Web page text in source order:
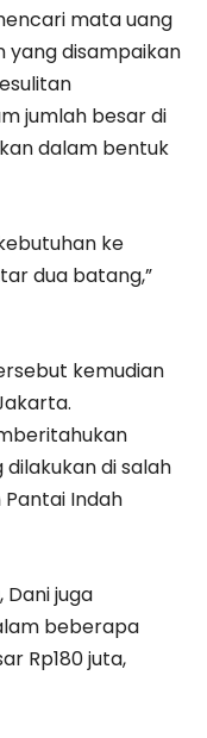
mata uang
yang disampaikan
jumlah besar di
dalam bentuk
ke
dua batang,”
kemudian
di salah
Indah
Dani juga
beberapa
Rp180 juta,